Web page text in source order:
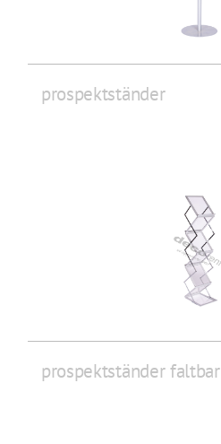
prospektständer
prospektständer faltbar